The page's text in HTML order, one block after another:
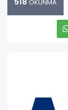
OKUNMA